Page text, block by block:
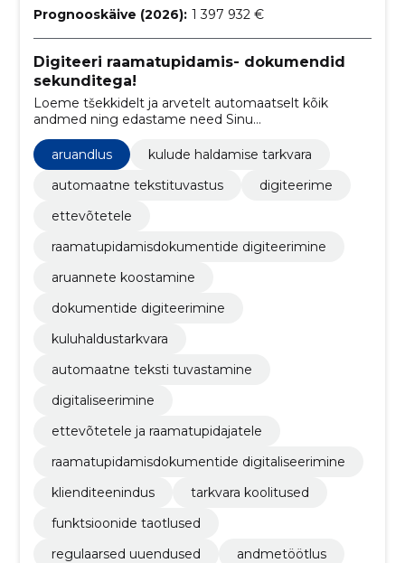
Prognooskäive (2026): 1 397 932 €
Digiteeri raamatupidamis- dokumendid
sekunditega!
Loeme tšekkidelt ja arvetelt automaatselt kõik
andmed ning edastame need Sinu
raamatupidamistarkvarasse.
aruandlus
kulude haldamise tarkvara
automaatne tekstituvastus
digiteerime
ettevõtetele
raamatupidamisdokumentide digiteerimine
aruannete koostamine
dokumentide digiteerimine
kuluhaldustarkvara
automaatne teksti tuvastamine
digitaliseerimine
ettevõtetele ja raamatupidajatele
raamatupidamisdokumentide digitaliseerimine
klienditeenindus
tarkvara koolitused
funktsioonide taotlused
regulaarsed uuendused
andmetöötlus